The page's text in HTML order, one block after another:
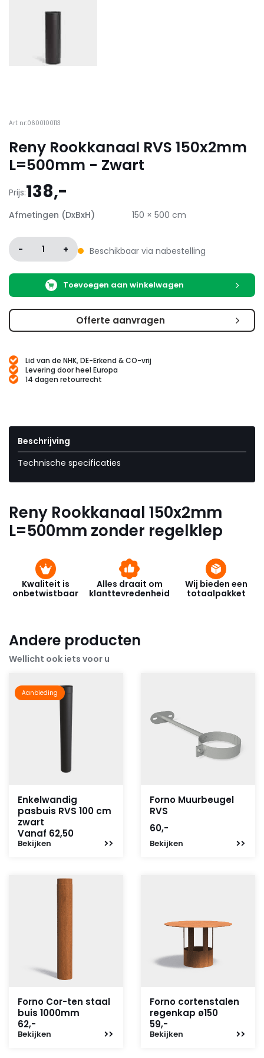
Art nr:0600100113
Reny Rookkanaal RVS 150x2mm
L=500mm - Zwart
Prijs:138,-
Afmetingen (DxBxH) 150 × 500 cm
- 1 + Beschikbaar via nabestelling
Toevoegen aan winkelwagen
Offerte aanvragen
Lid van de NHK, DE-Erkend & CO-vrij
Levering door heel Europa
14 dagen retourrecht
Beschrijving
Technische specificaties
Reny Rookkanaal 150x2mm
L=500mm zonder regelklep
Kwaliteit is
onbetwistbaar
Alles draait om
klanttevredenheid
Wij bieden een
totaalpakket
Andere producten
Wellicht ook iets voor u
Aanbieding
Enkelwandig
pasbuis RVS 100 cm
zwart
Vanaf 62,50
Bekijken
Forno Muurbeugel
RVS
60,-
Bekijken
Forno Cor-ten staal
buis 1000mm
62,-
Bekijken
Forno cortenstalen
regenkap ø150
59,-
Bekijken